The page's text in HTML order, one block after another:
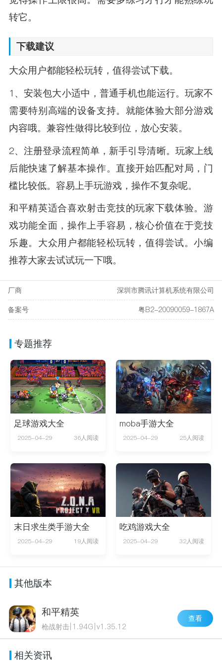
转它。
下载建议
大众用户都能轻松玩转，值得尝试下载。
1、安装包大小适中，普通手机也能运行。玩家不
需要特别高端的设备支持。就能体验大部分游戏
内容哦。兼容性做得比较到位，放心安装。
2、注册登录流程简单，新手引导清晰。玩家上线
后能快速了解基本操作。直接开始匹配对局，门
槛比较低。容易上手玩游戏，操作不复杂呢。
和平精英适合喜欢射击竞技的玩家下载体验。游
戏功能全面，操作上手容易，核心价值在于竞技
乐趣。大众用户都能轻松玩转，值得尝试。小编
推荐大家去试试玩一下哦。
厂商
深圳市腾讯计算机系统有限公司
备案号
粤B2-20090059-1867A
专题推荐
足球游戏大全
2025-04-29 36人阅读
moba手游大全
2025-04-29 25人阅读
末日求生类手游大全
2025-04-29 19人阅读
吃鸡游戏大全
2025-04-29 32人阅读
其他版本
和平精英
枪战射击 1.94G v1.35.12
查看
相关资讯